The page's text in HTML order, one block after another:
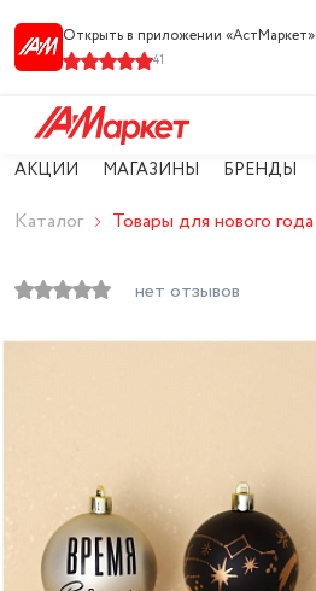
Открыть в приложении «АстМарке‪т‬»
41
АКЦИИ МАГАЗИНЫ БРЕНДЫ
Каталог Товары для нового года
нет отзывов